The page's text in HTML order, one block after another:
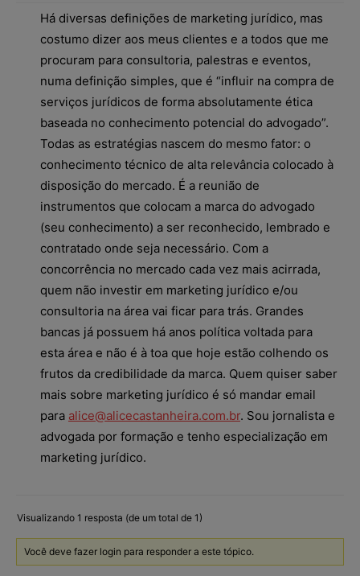
Há diversas definições de marketing jurídico, mas
costumo dizer aos meus clientes e a todos que me
procuram para consultoria, palestras e eventos,
numa definição simples, que é “influir na compra de
serviços jurídicos de forma absolutamente ética
baseada no conhecimento potencial do advogado”.
Todas as estratégias nascem do mesmo fator: o
conhecimento técnico de alta relevância colocado à
disposição do mercado. É a reunião de
instrumentos que colocam a marca do advogado
(seu conhecimento) a ser reconhecido, lembrado e
contratado onde seja necessário. Com a
concorrência no mercado cada vez mais acirrada,
quem não investir em marketing jurídico e/ou
consultoria na área vai ficar para trás. Grandes
bancas já possuem há anos política voltada para
esta área e não é à toa que hoje estão colhendo os
frutos da credibilidade da marca. Quem quiser saber
mais sobre marketing jurídico é só mandar email
para alice@alicecastanheira.com.br. Sou jornalista e
advogada por formação e tenho especialização em
marketing jurídico.
Visualizando 1 resposta (de um total de 1)
Você deve fazer login para responder a este tópico.